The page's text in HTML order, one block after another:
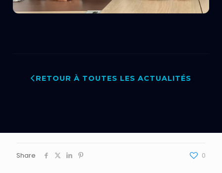
RETOUR À TOUTES LES ACTUALITÉS
Share 0